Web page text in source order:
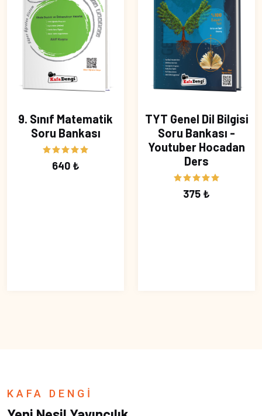
9. Sınıf Matematik
Soru Bankası
640 ₺
TYT Genel Dil Bilgisi
Soru Bankası -
Youtuber Hocadan
Ders
375 ₺
KAFA DENGİ